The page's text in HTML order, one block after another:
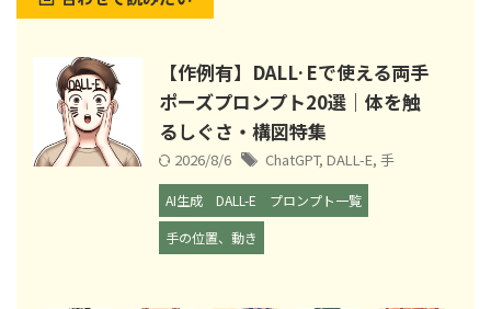
【作例有】DALL·Eで使える両手
ポーズプロンプト20選｜体を触
るしぐさ・構図特集
2026/8/6 ChatGPT, DALL-E, 手
AI生成 DALL-E
プロンプト一覧
手の位置、動き